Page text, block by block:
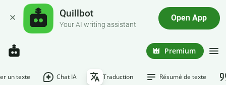
Quillbot
Your AI writing assistant
Open App
Premium
un texte Chat IA Traduction Résumé de texte